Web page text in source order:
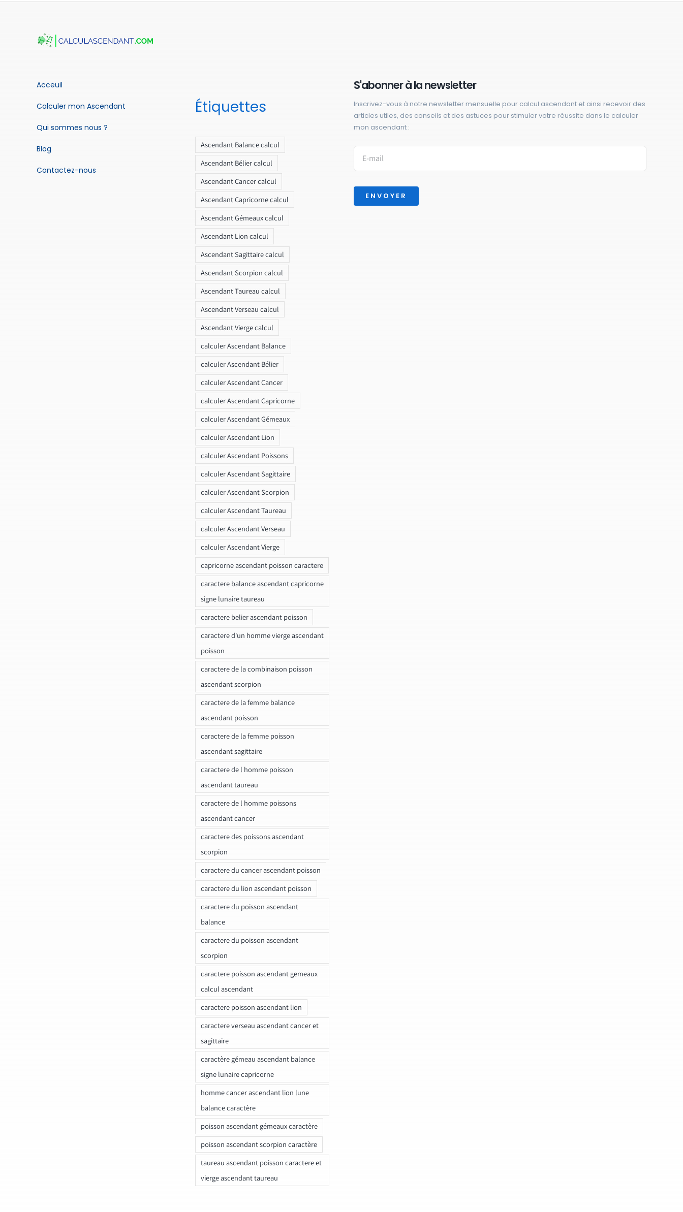
Acceuil
Calculer mon Ascendant
Qui sommes nous ?
Blog
Contactez-nous
Étiquettes
Ascendant Balance calcul
Ascendant Bélier calcul
Ascendant Cancer calcul
Ascendant Capricorne calcul
Ascendant Gémeaux calcul
Ascendant Lion calcul
Ascendant Sagittaire calcul
Ascendant Scorpion calcul
Ascendant Taureau calcul
Ascendant Verseau calcul
Ascendant Vierge calcul
calculer Ascendant Balance
calculer Ascendant Bélier
calculer Ascendant Cancer
calculer Ascendant Capricorne
calculer Ascendant Gémeaux
calculer Ascendant Lion
calculer Ascendant Poissons
calculer Ascendant Sagittaire
calculer Ascendant Scorpion
calculer Ascendant Taureau
calculer Ascendant Verseau
calculer Ascendant Vierge
capricorne ascendant poisson caractere
caractere balance ascendant capricorne
signe lunaire taureau
caractere belier ascendant poisson
caractere d'un homme vierge ascendant
poisson
caractere de la combinaison poisson
ascendant scorpion
caractere de la femme balance
ascendant poisson
caractere de la femme poisson
ascendant sagittaire
caractere de l homme poisson
ascendant taureau
caractere de l homme poissons
ascendant cancer
caractere des poissons ascendant
scorpion
caractere du cancer ascendant poisson
caractere du lion ascendant poisson
caractere du poisson ascendant
balance
caractere du poisson ascendant
scorpion
caractere poisson ascendant gemeaux
calcul ascendant
caractere poisson ascendant lion
caractere verseau ascendant cancer et
sagittaire
caractère gémeau ascendant balance
signe lunaire capricorne
homme cancer ascendant lion lune
balance caractère
poisson ascendant gémeaux caractère
poisson ascendant scorpion caractère
taureau ascendant poisson caractere et
vierge ascendant taureau
S'abonner à la newsletter
Inscrivez-vous à notre newsletter mensuelle pour calcul ascendant et ainsi recevoir des
articles utiles, des conseils et des astuces pour stimuler votre réussite dans le calculer
mon ascendant :
ENVOYER